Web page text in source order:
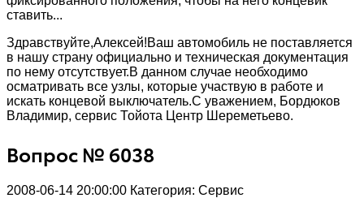
ставить...
Здравствуйте,Алексей!Ваш автомобиль не поставляется
в нашу страну официально и техническая документация
по нему отсутствует.В данном случае необходимо
осматривать все узлы, которые участвую в работе и
искать концевой выключатель.С уважением, Бордюков
Владимир, сервис Тойота Центр Шереметьево.
Вопрос № 6038
2008-06-14 20:00:00 Категория: Сервис